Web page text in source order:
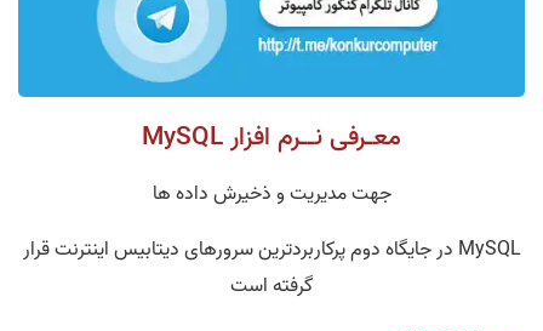
معـرفی نــرم افزار MySQL
جهت مدیریت و ذخیرش داده ها
MySQL در جایگاه دوم پرکاربردترین سرورهای دیتابیس اینترنت قرار
گرفته است